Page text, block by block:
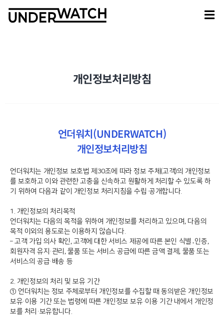
개인정보처리방침
언더워치(UNDERWATCH)
개인정보처리방침
언더워치는 개인정보 보호법 제30조에 따라 정보 주체(고객)의 개인정보
를 보호하고 이와 관련한 고충을 신속하고 원활하게 처리할 수 있도록 하
기 위하여 다음과 같이 개인정보 처리지침을 수립·공개합니다.
1. 개인정보의 처리목적
언더워치는 다음의 목적을 위하여 개인정보를 처리하고 있으며, 다음의
목적 이외의 용도로는 이용하지 않습니다.
– 고객 가입 의사 확인, 고객에 대한 서비스 제공에 따른 본인 식별․인증,
회원자격 유지·관리, 물품 또는 서비스 공급에 따른 금액 결제, 물품 또는
서비스의 공급·배송 등
2. 개인정보의 처리 및 보유 기간
① 언더워치는 정보 주체로부터 개인정보를 수집할 때 동의받은 개인정보
보유·이용 기간 또는 법령에 따른 개인정보 보유·이용 기간 내에서 개인정
보를 처리·보유합니다.